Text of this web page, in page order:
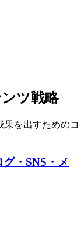
ツ戦略
果を出すためのコ
・SNS・メ